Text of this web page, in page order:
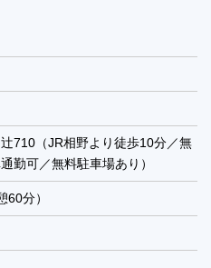
710（JR相野より徒歩10分／無
勤可／無料駐車場あり）
分）